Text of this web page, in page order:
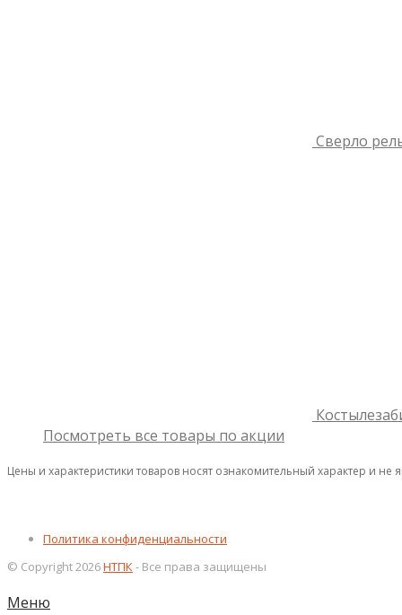
Сверло
Посмотреть все товары по акции
Цены и характеристики товаров носят ознакомительный характер и не
Политика конфиденциальности
© Copyright 2026НТПК- Все права защищены
Меню